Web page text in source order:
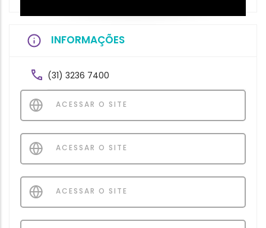
INFORMAÇÕES
(31) 3236 7400
ACESSAR O SITE
ACESSAR O SITE
ACESSAR O SITE